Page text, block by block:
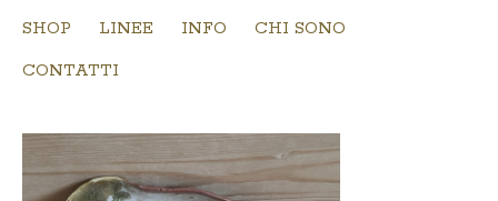
SHOP LINEE INFO
CHI SONO
CONTATTI